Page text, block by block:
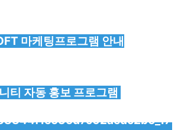
마케팅프로그램 안내
티 자동 홍보 프로그램